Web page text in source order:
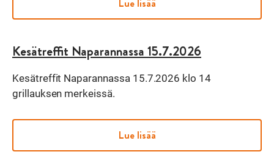
Lue lisää
Kesätreffit Naparannassa 15.7.2026
Kesätreffit Naparannassa 15.7.2026 klo 14
grillauksen merkeissä.
Lue lisää